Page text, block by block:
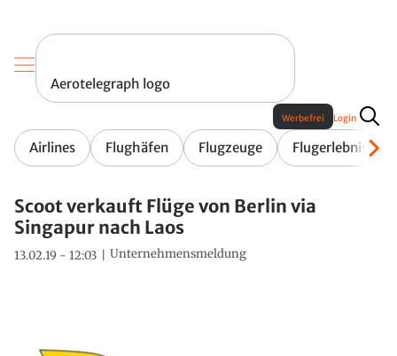
Aerotelegraph logo
Airlines Flughäfen Flugzeuge Flugerlebnis
Werbefrei Login
Scoot verkauft Flüge von Berlin via
Singapur nach Laos
13.02.19 - 12:03 Unternehmensmeldung